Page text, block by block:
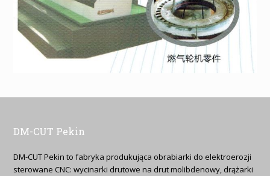
DM-CUT Pekin
DM-CUT Pekin to fabryka produkująca obrabiarki do elektroerozji
sterowane CNC: wycinarki drutowe na drut molibdenowy, drążarki